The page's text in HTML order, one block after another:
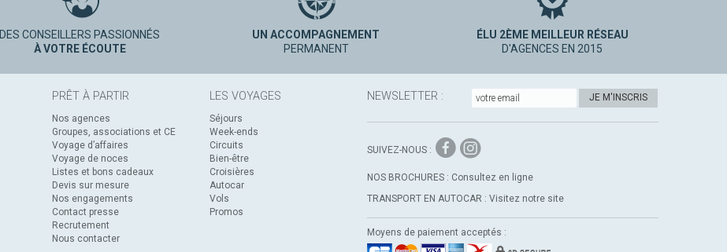
DES CONSEILLERS PASSIONNÉS
À VOTRE ÉCOUTE
UN ACCOMPAGNEMENT
PERMANENT
ÉLU 2ÈME MEILLEUR RÉSEAU
D'AGENCES EN 2015
PRÊT À PARTIR
Nos agences
Groupes, associations et CE
Voyage d’affaires
Voyage de noces
Listes et bons cadeaux
Devis sur mesure
Nos engagements
Contact presse
Recrutement
Nous contacter
LES VOYAGES
Séjours
Week-ends
Circuits
Bien-être
Croisières
Autocar
Vols
Promos
NEWSLETTER : JE M'INSCRIS
SUIVEZ-NOUS : Facebook
Instagram
NOS BROCHURES : Consultez en ligne
TRANSPORT EN AUTOCAR : Visitez notre site
Moyens de paiement acceptés :